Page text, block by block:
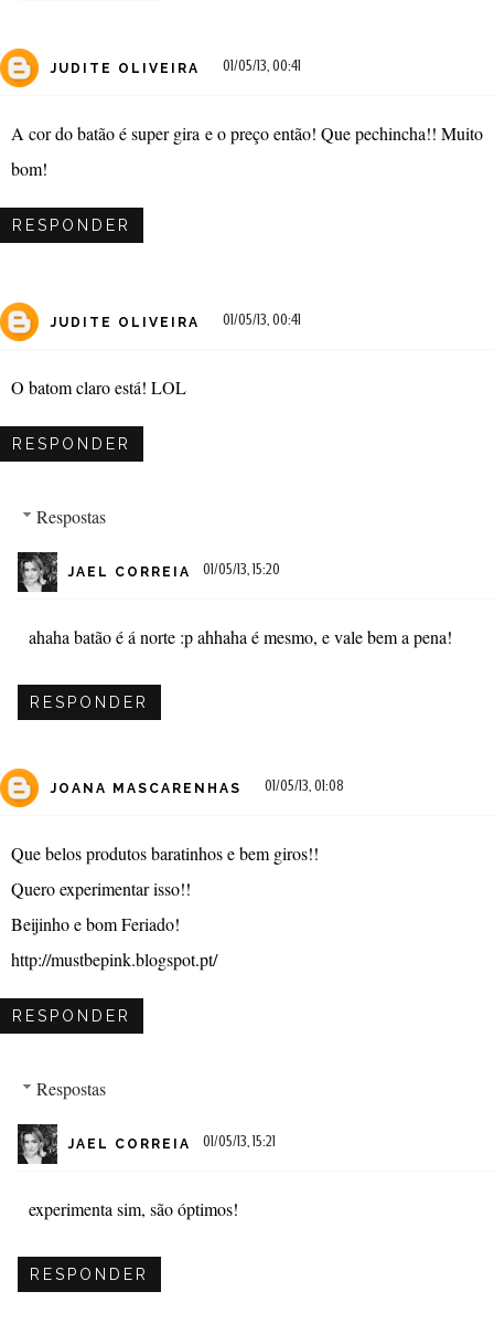
JUDITE OLIVEIRA 01/05/13, 00:41
A cor do batão é super gira e o preço então! Que pechincha!! Muito
bom!
RESPONDER
JUDITE OLIVEIRA 01/05/13, 00:41
O batom claro está! LOL
RESPONDER
Respostas
JAEL CORREIA 01/05/13, 15:20
ahaha batão é á norte :p ahhaha é mesmo, e vale bem a pena!
RESPONDER
JOANA MASCARENHAS 01/05/13, 01:08
Que belos produtos baratinhos e bem giros!!
Quero experimentar isso!!
Beijinho e bom Feriado!
http://mustbepink.blogspot.pt/
RESPONDER
Respostas
JAEL CORREIA 01/05/13, 15:21
experimenta sim, são óptimos!
RESPONDER